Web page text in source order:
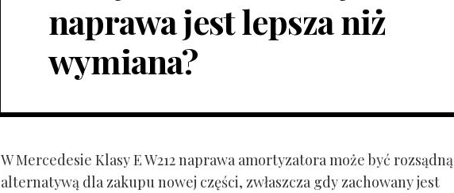
naprawa jest lepsza niż
wymiana?
W Mercedesie Klasy E W212 naprawa amortyzatora może być rozsądną
alternatywą dla zakupu nowej części, zwłaszcza gdy zachowany jest